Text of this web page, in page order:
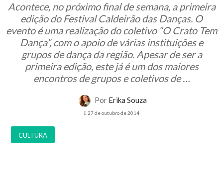
Acontece, no próximo final de semana, a primeira
edição do Festival Caldeirão das Danças. O
evento é uma realização do coletivo “O Crato Tem
Dança”, com o apoio de várias instituições e
grupos de dança da região. Apesar de ser a
primeira edição, este já é um dos maiores
encontros de grupos e coletivos de …
Por Erika Souza
27 de outubro de 2014
CULTURA